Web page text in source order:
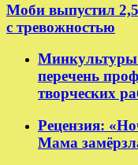
Моби выпустил
с тревожностью
Минкультуры
перечень
творческих
Рецензия:
Мама